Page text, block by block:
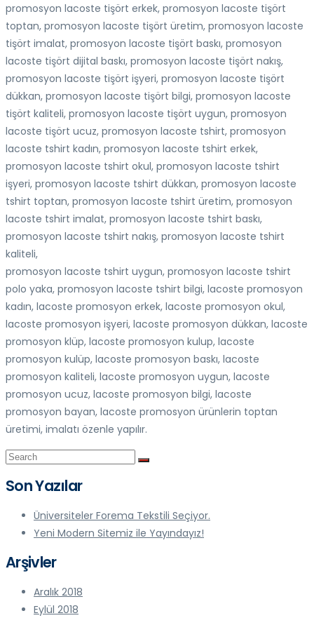
promosyon lacoste tişört erkek, promosyon lacoste tişört
toptan, promosyon lacoste tişört üretim, promosyon lacoste
tişört imalat, promosyon lacoste tişört baskı, promosyon
lacoste tişört dijital baskı, promosyon lacoste tişört nakış,
promosyon lacoste tişört işyeri, promosyon lacoste tişört
dükkan, promosyon lacoste tişört bilgi, promosyon lacoste
tişört kaliteli, promosyon lacoste tişört uygun, promosyon
lacoste tişört ucuz, promosyon lacoste tshirt, promosyon
lacoste tshirt kadın, promosyon lacoste tshirt erkek,
promosyon lacoste tshirt okul, promosyon lacoste tshirt
işyeri, promosyon lacoste tshirt dükkan, promosyon lacoste
tshirt toptan, promosyon lacoste tshirt üretim, promosyon
lacoste tshirt imalat, promosyon lacoste tshirt baskı,
promosyon lacoste tshirt nakış, promosyon lacoste tshirt
kaliteli,
promosyon lacoste tshirt uygun, promosyon lacoste tshirt
polo yaka, promosyon lacoste tshirt bilgi, lacoste promosyon
kadın, lacoste promosyon erkek, lacoste promosyon okul,
lacoste promosyon işyeri, lacoste promosyon dükkan, lacoste
promosyon klüp, lacoste promosyon kulup, lacoste
promosyon kulüp, lacoste promosyon baskı, lacoste
promosyon kaliteli, lacoste promosyon uygun, lacoste
promosyon ucuz, lacoste promosyon bilgi, lacoste
promosyon bayan, lacoste promosyon ürünlerin toptan
üretimi, imalatı özenle yapılır.
Son Yazılar
Üniversiteler Forema Tekstili Seçiyor.
Yeni Modern Sitemiz ile Yayındayız!
Arşivler
Aralık 2018
Eylül 2018